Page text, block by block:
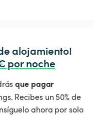
alojamiento!
por noche
que pagar
Recibes un 50% de
ahora por solo